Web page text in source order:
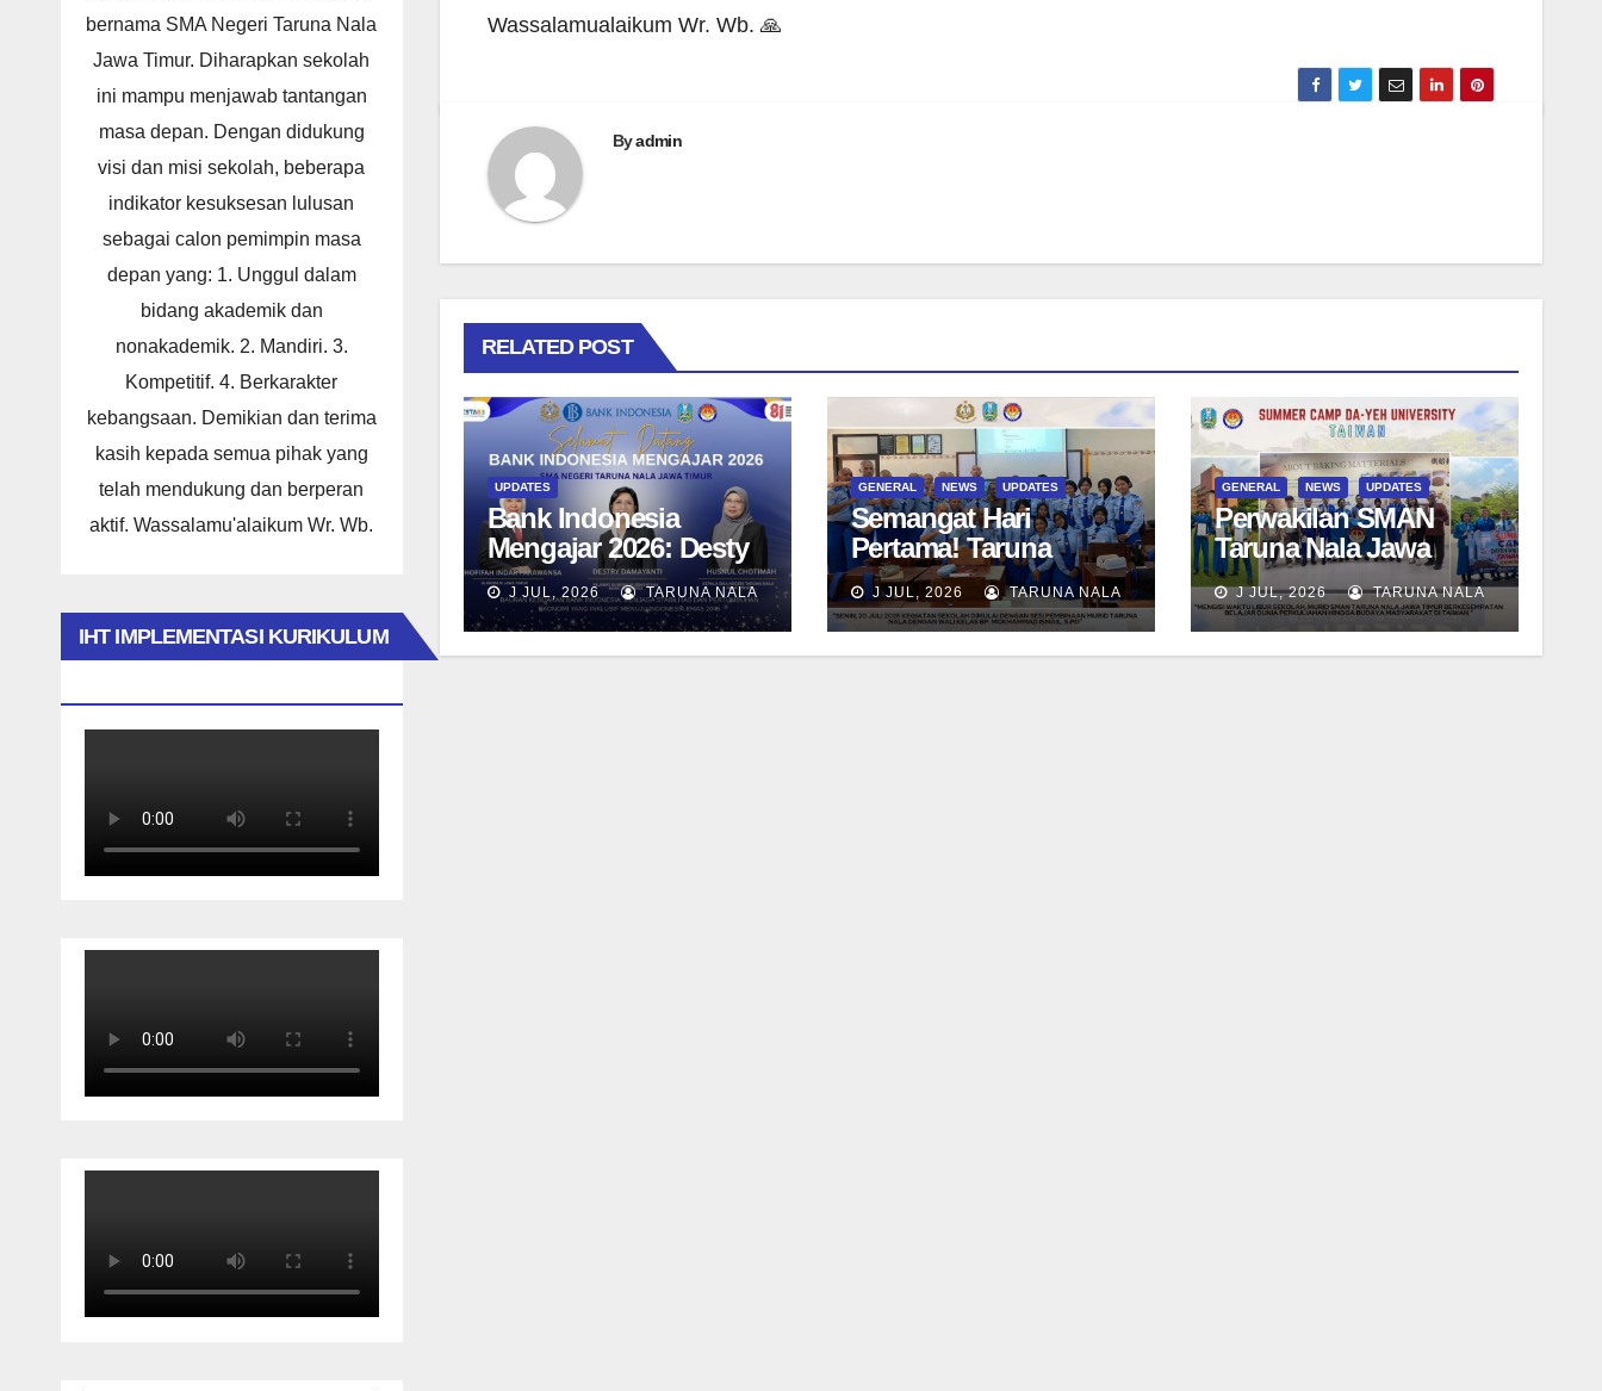
bernama SMA Negeri Taruna Nala
Jawa Timur. Diharapkan sekolah
ini mampu menjawab tantangan
masa depan. Dengan didukung
visi dan misi sekolah, beberapa
indikator kesuksesan lulusan
sebagai calon pemimpin masa
depan yang: 1. Unggul dalam
bidang akademik dan
nonakademik. 2. Mandiri. 3.
Kompetitif. 4. Berkarakter
kebangsaan. Demikian dan terima
kasih kepada semua pihak yang
telah mendukung dan berperan
aktif. Wassalamu'alaikum Wr. Wb.
IHT IMPLEMENTASI KURIKULUM
Wassalamualaikum Wr. Wb. 🙏
Byadmin
RELATED POST
UPDATES
Bank Indonesia
Mengajar 2026: Desty
Damayanti Ajak
Taruna SMAN Taruna
Nala Jawa Timur
Menjadi Generasi
J JUL, 2026 TARUNA NALA
GENERAL NEWS UPDATES
Semangat Hari
Pertama! Taruna
Taruni SN 12 awali
aktivitas bersama Wali
Kelas dan Tes
Asesmen Diagnostik
J JUL, 2026 TARUNA NALA
GENERAL NEWS UPDATES
Perwakilan SMAN
Taruna Nala Jawa
Timur Ikuti Summer
Camp di Da-Yeh
University, Taiwan
J JUL, 2026 TARUNA NALA